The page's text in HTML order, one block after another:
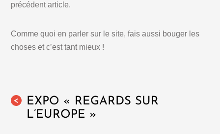
précédent article.
Comme quoi en parler sur le site, fais aussi bouger les
choses et c’est tant mieux !
<
EXPO « REGARDS SUR
L’EUROPE »